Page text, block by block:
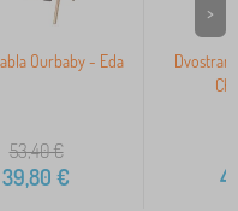
Ourbaby - Eda
53,40€
39,80 €
>